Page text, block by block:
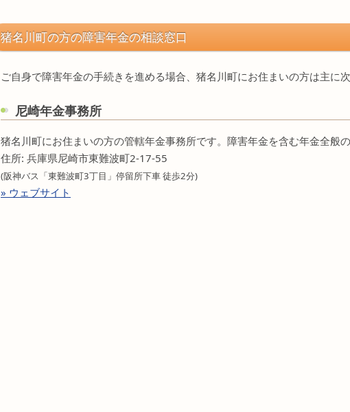
猪名川町の方の障害年金の相談窓口
ご自身で障害年金の手続きを進める場合、猪名川町にお住まいの方は主に
尼崎年金事務所
猪名川町にお住まいの方の管轄年金事務所です。障害年金を含む年金全般
住所: 兵庫県尼崎市東難波町2-17-55
(阪神バス「東難波町3丁目」停留所下車 徒歩2分)
» ウェブサイト